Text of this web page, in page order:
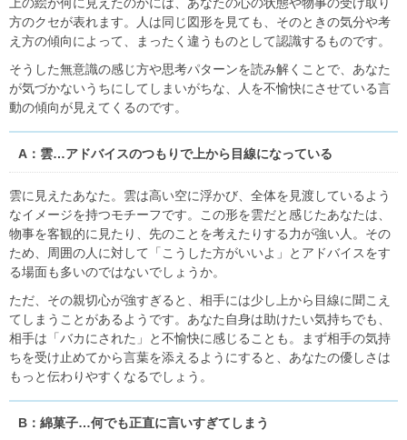
方のクセが表れます。人は同じ図形を見ても、そのときの気分や考
え方の傾向によって、まったく違うものとして認識するものです。
そうした無意識の感じ方や思考パターンを読み解くことで、あなた
が気づかないうちにしてしまいがちな、人を不愉快にさせている言
動の傾向が見えてくるのです。
A：雲…アドバイスのつもりで上から目線になっている
雲に見えたあなた。雲は高い空に浮かび、全体を見渡しているよう
なイメージを持つモチーフです。この形を雲だと感じたあなたは、
物事を客観的に見たり、先のことを考えたりする力が強い人。その
ため、周囲の人に対して「こうした方がいいよ」とアドバイスをす
る場面も多いのではないでしょうか。
ただ、その親切心が強すぎると、相手には少し上から目線に聞こえ
てしまうことがあるようです。あなた自身は助けたい気持ちでも、
相手は「バカにされた」と不愉快に感じることも。まず相手の気持
ちを受け止めてから言葉を添えるようにすると、あなたの優しさは
もっと伝わりやすくなるでしょう。
B：綿菓子…何でも正直に言いすぎてしまう